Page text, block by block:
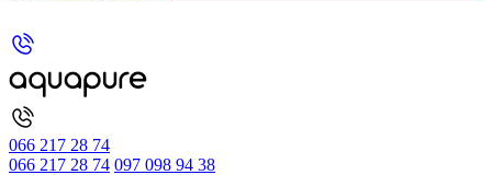
066 217 28 74
066 217 28 74 097 098 94 38